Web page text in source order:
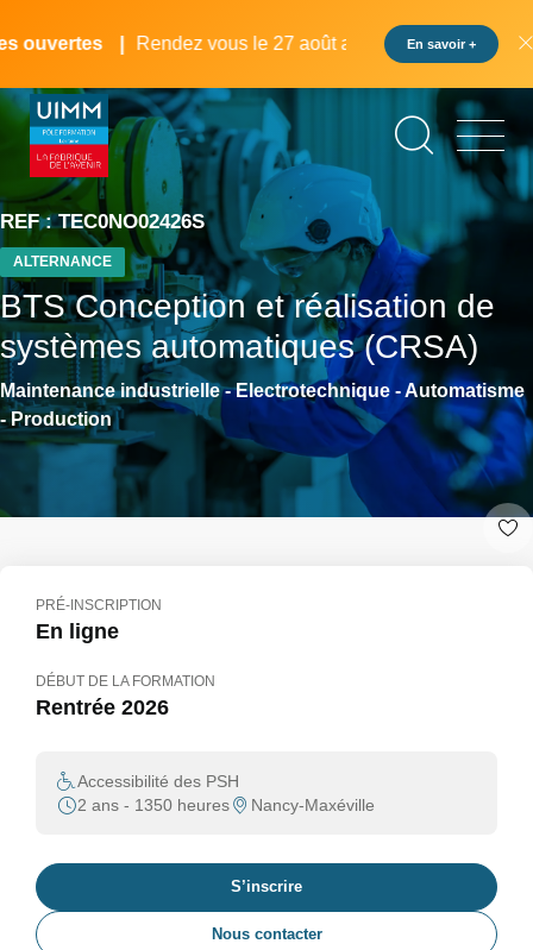
au
principal
Rendez vous le 27 août au pôle formation UIMM
En savoir +
REF : TEC0NO02426S
ALTERNANCE
BTS Conception et réalisation de
systèmes automatiques (CRSA)
Maintenance industrielle - Electrotechnique - Automatisme
- Production
PRÉ-INSCRIPTION
En ligne
DÉBUT DE LA FORMATION
Rentrée 2026
Accessibilité des PSH
2 ans - 1350 heures
Nancy-Maxéville
S’inscrire
Nous contacter